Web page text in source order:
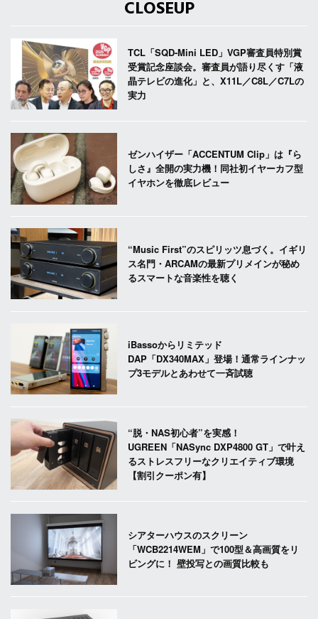
CLOSEUP
TCL「SQD-Mini LED」VGP審査員特別賞
受賞記念座談会。審査員が語り尽くす「液
晶テレビの進化」と、X11L／C8L／C7Lの
実力
ゼンハイザー「ACCENTUM Clip」は『ら
しさ』全開の実力機！同社初イヤーカフ型
イヤホンを徹底レビュー
“Music First”のスピリッツ息づく。イギリ
ス名門・ARCAMの最新プリメインが秘め
るスマートな音楽性を聴く
iBassoからリミテッド
DAP「DX340MAX」登場！通常ラインナッ
プ3モデルとあわせて一斉試聴
“脱・NAS初心者”を実感！
UGREEN「NASync DXP4800 GT」で叶え
るストレスフリーなクリエイティブ環境
【割引クーポン有】
シアターハウスのスクリーン
「WCB2214WEM」で100型＆高画質をリ
ビングに！ 壁投写との画質比較も